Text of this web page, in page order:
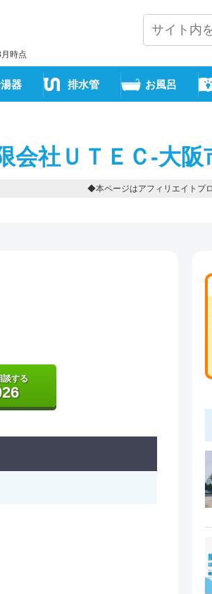
時点
器 排水管 お風呂
会社ＵＴＥＣ-大阪
◆本ページはアフィリエイトプ
談する